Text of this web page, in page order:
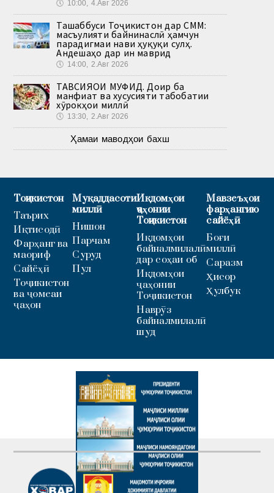
🕔 10:00, 4.Авг 2026
Ташаббуси Тоҷикистон дар СММ:
масъулияти байнинаслӣ ҳамчун
парадигмаи нави ҳуқуқи сулҳ.
Андешаҳо дар ин маврид
🕔 14:00, 2.Авг 2026
ТАВСИЯҲОИ МУФИД. Доир ба
манфиат ва хусусияти табобатии
хӯрокҳои миллӣ
🕔 13:30, 2.Авг 2026
Ҳамаи маводҳои бахш
Тоҷикистон
Таърих
Иқтисодӣ
Фарҳанг ва
маориф
Сайёҳӣ
Тоҷикистон
ва ҷомеаи
ҷаҳон
Муқаддасоти
миллӣ
Нишон
Парчам
Суруд
Пул
Иқдомҳои
ҷаҳонии
Тоҷикистон
Иқдомҳои
байналмилалӣ
дар соҳаи об
Иқдомҳои
ҷаҳонии
Тоҷикистон
Наврӯз
байналмилалӣ
шуд
Мавзеъҳои
фарҳангию
сайёҳӣ
Боғи
миллӣ
Саразм
Ҳисор
Ҳулбук